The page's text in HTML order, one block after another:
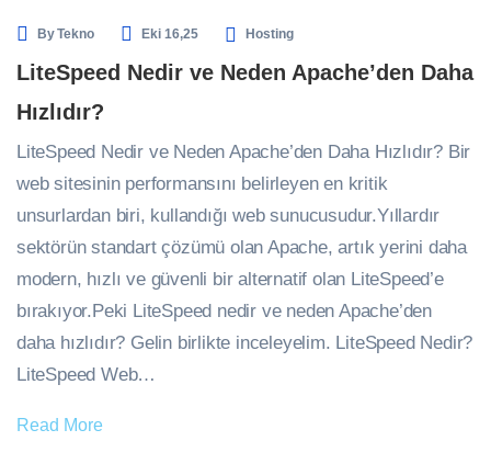
ByTekno Eki 16,25 Hosting
LiteSpeed Nedir ve Neden Apache’den Daha
Hızlıdır?
LiteSpeed Nedir ve Neden Apache’den Daha Hızlıdır? Bir
web sitesinin performansını belirleyen en kritik
unsurlardan biri, kullandığı web sunucusudur.Yıllardır
sektörün standart çözümü olan Apache, artık yerini daha
modern, hızlı ve güvenli bir alternatif olan LiteSpeed’e
bırakıyor.Peki LiteSpeed nedir ve neden Apache’den
daha hızlıdır? Gelin birlikte inceleyelim. LiteSpeed Nedir?
LiteSpeed Web…
Read More